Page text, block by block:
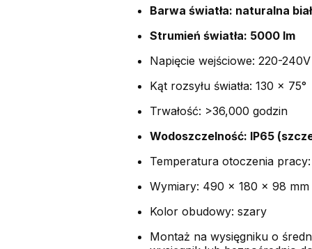
Barwa światła: naturalna
Strumień światła: 5000 lm
Napięcie wejściowe: 220-240V
Kąt rozsyłu światła: 130 x 75°
Trwałość: >36,000 godzin
Wodoszczelność: IP65
Temperatura otoczenia
Wymiary: 490 x 180 x 98 mm
Kolor obudowy: szary
Montaż na wysięgniku o